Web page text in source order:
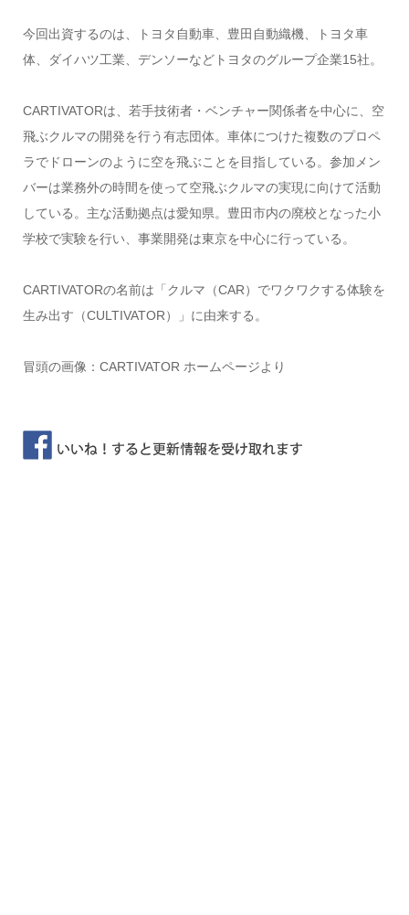
今回出資するのは、トヨタ自動車、豊田自動織機、トヨタ車
体、ダイハツ工業、デンソーなどトヨタのグループ企業15社。
CARTIVATORは、若手技術者・ベンチャー関係者を中心に、空
飛ぶクルマの開発を行う有志団体。車体につけた複数のプロペ
ラでドローンのように空を飛ぶことを目指している。参加メン
バーは業務外の時間を使って空飛ぶクルマの実現に向けて活動
している。主な活動拠点は愛知県。豊田市内の廃校となった小
学校で実験を行い、事業開発は東京を中心に行っている。
CARTIVATORの名前は「クルマ（CAR）でワクワクする体験を
生み出す（CULTIVATOR）」に由来する。
冒頭の画像：CARTIVATOR ホームページより